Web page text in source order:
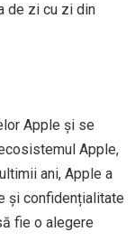
de zi cu zi din
Apple și se
Apple,
ani, Apple a
și confidențialitate
fie o alegere